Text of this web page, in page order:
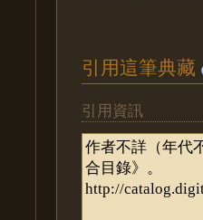
引用這筆典藏
引用資訊